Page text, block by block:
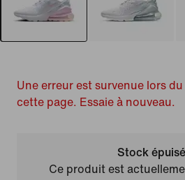
Une erreur est survenue lors
cette page. Essaie à nouveau.
Stock
Ce produit est